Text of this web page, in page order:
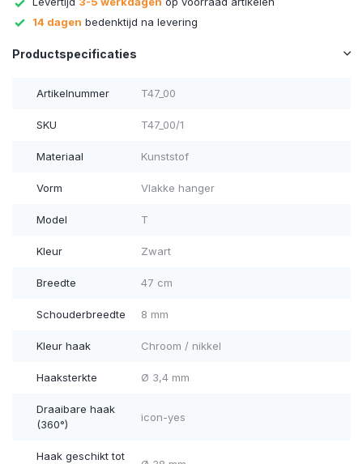
14 dagen bedenktijd na levering
Productspecificaties
Artikelnummer T47_00
SKU T47_00/1
Materiaal Kunststof
Vorm Vlakke hanger
Model T
Kleur Zwart
Breedte 47 cm
Schouderbreedte 8 mm
Kleur haak Chroom / nikkel
Haaksterkte Ø 3,4 mm
Draaibare haak
(360°)
icon-yes
Haak geschikt tot